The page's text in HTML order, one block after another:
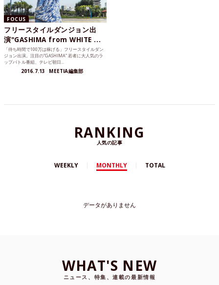
FOCUS
フリースタイルダンジョン出
演"GASHIMA from WHITE ...
「待ち時間で100万は稼げる」フリースタイルダン
ジョン出演。注目の”GASHIMA” 若者に大人気のラ
ップバトル番組、テレビ朝日...
2016.7.13 MEETIA編集部
RANKING
人気の記事
WEEKLY MONTHLY TOTAL
データがありません
WHAT'S NEW
ニュース、特集、連載の最新情報